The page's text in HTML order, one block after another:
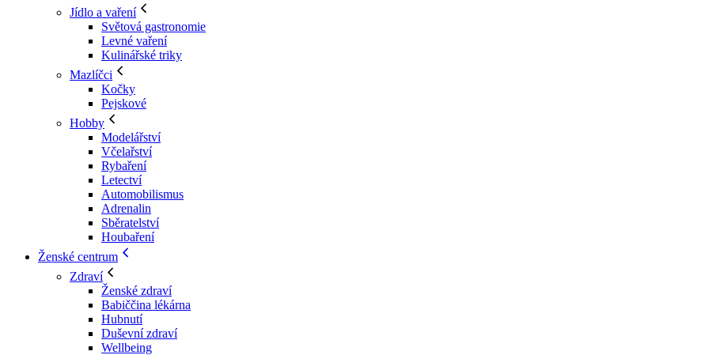
Jídlo a vaření
Světová gastronomie
Levné vaření
Kulinářské triky
Mazlíčci
Kočky
Pejskové
Hobby
Modelářství
Včelařství
Rybaření
Letectví
Automobilismus
Adrenalin
Sběratelství
Houbaření
Ženské centrum
Zdraví
Ženské zdraví
Babiččina lékárna
Hubnutí
Duševní zdraví
Wellbeing